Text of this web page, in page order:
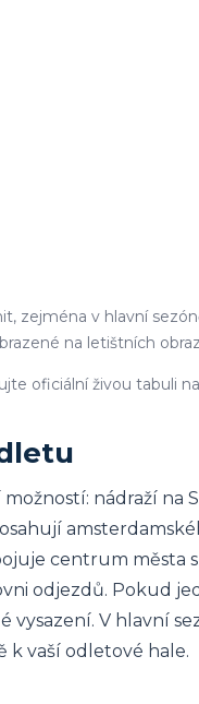
zejména v hlavní
na letištních
oficiální živou tabuli na
nádraží na
centrum města
odjezdů. Pokud
vysazení. V hlavní
k vaší odletové hale.